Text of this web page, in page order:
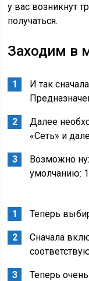
у вас возникнут
получаться.
Заходим в
И так
Далее
«Сеть» и
Возможно
умолчанию:
Теперь
Сначала
Теперь